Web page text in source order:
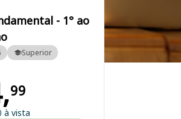
- 1° ao
Superior
99
à vista